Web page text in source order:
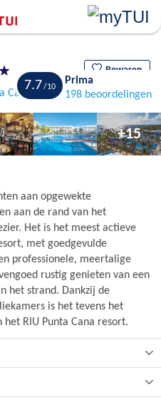
Bewaren
Cana Bavaro
7.7
Prima
198 beoordelingen
+15
aan opgewekte
aan de rand van het
Het is het meest actieve
met goedgevulde
professionele, meertalige
rustig genieten van een
het strand. Dankzij de
is het tevens het
RIU Punta Cana resort.